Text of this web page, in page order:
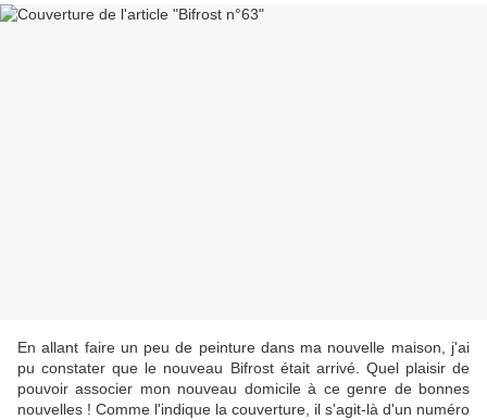
En allant faire un peu de peinture dans ma nouvelle maison, j'ai
pu constater que le nouveau Bifrost était arrivé. Quel plaisir de
pouvoir associer mon nouveau domicile à ce genre de bonnes
nouvelles ! Comme l'indique la couverture, il s'agit-là d'un numéro